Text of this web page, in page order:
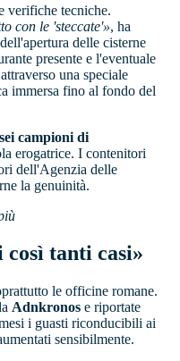
verifiche tecniche.
con le 'steccate'», ha
delle cisterne
presente e l'eventuale
una speciale
immersa fino al fondo del
sei campioni di
erogatrice. I contenitori
dell'Agenzia delle
la genuinità.
tanti casi»
le officine romane.
Adnkronos e riportate
i guasti riconducibili ai
sensibilmente.